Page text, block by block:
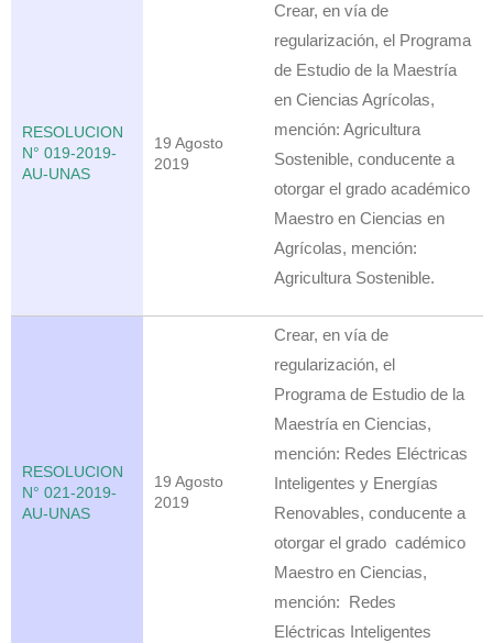
RESOLUCION
N° 019-2019-
AU-UNAS
19 Agosto
2019
Crear, en vía de
regularización, el Programa
de Estudio de la Maestría
en Ciencias Agrícolas,
mención: Agricultura
Sostenible, conducente a
otorgar el grado académico
Maestro en Ciencias en
Agrícolas, mención:
Agricultura Sostenible.
RESOLUCION
N° 021-2019-
AU-UNAS
19 Agosto
2019
Crear, en vía de
regularización, el
Programa de Estudio de la
Maestría en Ciencias,
mención: Redes Eléctricas
Inteligentes y Energías
Renovables, conducente a
otorgar el grado cadémico
Maestro en Ciencias,
mención: Redes
Eléctricas Inteligentes